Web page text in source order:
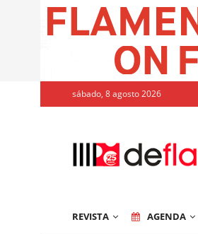
sábado, 8 agosto 2026
REVISTA AGENDA